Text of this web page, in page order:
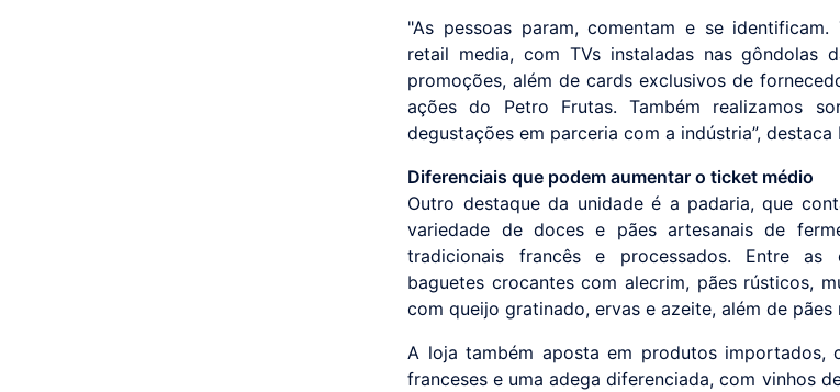
"As pessoas param, comentam e se
retail media, com TVs instaladas nas gôndolas
promoções, além de cards exclusivos de
ações do Petro Frutas. Também realizamos
degustações em parceria com a indústria”, destaca
Diferenciais que podem aumentar o ticket médio
Outro destaque da unidade é a padaria, que
variedade de doces e pães artesanais de
tradicionais francês e processados. Entre as
baguetes crocantes com alecrim, pães rústicos,
com queijo gratinado, ervas e azeite, além de pães
A loja também aposta em produtos importados,
franceses e uma adega diferenciada, com vinhos